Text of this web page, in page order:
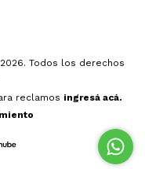
2026. Todos los derechos
reclamos ingresá acá.